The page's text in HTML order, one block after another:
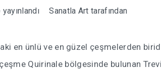
Sanatla Art tarafından
en ünlü ve en güzel çeşmelerden
Quirinale bölgesinde bulunan